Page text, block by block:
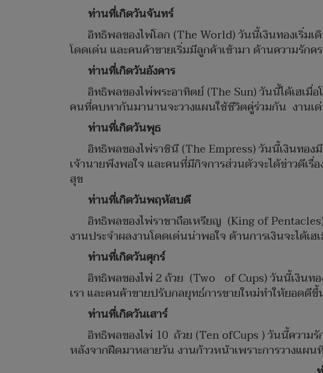
ท่านที่เกิดวันจันทร์
อิทธิพลของไพ่โลก (The World) วันนี้เงินทองเริ่ม
โดดเด่น และคนค้าขายเริ่มมีลูกค้าเข้ามา ด้านความรักค
ท่านที่เกิดวันอังคาร
อิทธิพลของไพ่พระอาทิตย์​ (The Sun​) วันนี้ได้เฮเมื่
คนที่คบหากันมานานจะวางแผนใช้ชีวิตคู่ร่วมกัน งานเ
ท่านที่เกิดวันพุธ
อิทธิพลของไพ่ราชินี (The Empress) วันนี้เงินทอง
เจ้านายพึงพอใจ และคนที่มีกิจการส่วนตัวจะได้ข่าวดีเ
สุข​
ท่านที่เกิดวันพฤหัสบดี
อิทธิพลของไพ่ราชาถือเหรียญ (King of
งานประจำผลงานโดดเด่นน่าพอใจ​ ด้านการเงินจะได้เ
ท่านที่เกิดวันศุกร์
อิทธิพลของไพ่​ 2​ ถ้วย (Two of​ Cups) วันนี้เงินทอ
เรา และคนค้าขายปรับกลยุทธ์การขายใหม่ทำให้ยอดดี
ท่านที่เกิดวันเสาร์
อิทธิพลของไพ่ 10 ถ้วย (Ten ofCups ) วันนี้ความ
หลังจากฝืดมาหลายวัน งานก้าวหน้าเพราะการวางแผ